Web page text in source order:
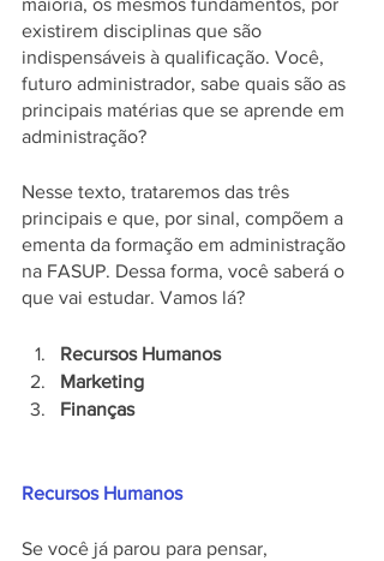
maioria, os mesmos fundamentos, por
existirem disciplinas que são
indispensáveis à qualificação. Você,
futuro administrador, sabe quais são as
principais matérias que se aprende em
administração?
Nesse texto, trataremos das três
principais e que, por sinal, compõem a
ementa da formação em administração
na FASUP. Dessa forma, você saberá o
que vai estudar. Vamos lá?
Recursos Humanos
Marketing
Finanças
Recursos Humanos
Se você já parou para pensar,